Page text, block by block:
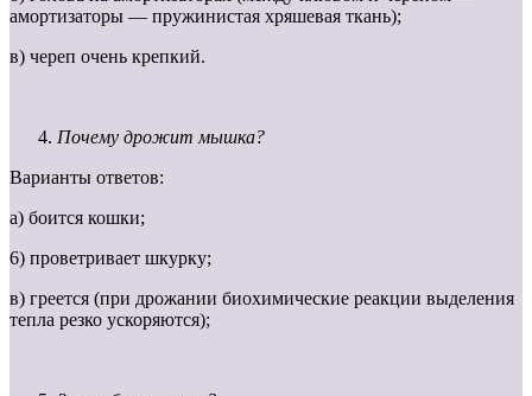
амортизаторы — пружинистая хряшевая ткань);
в) череп очень крепкий.
Почему дрожит мышка?
Варианты ответов:
а) боится кошки;
6) проветривает шкурку;
в) греется (при дрожании биохимические реакции выделения
тепла резко ускоряются);